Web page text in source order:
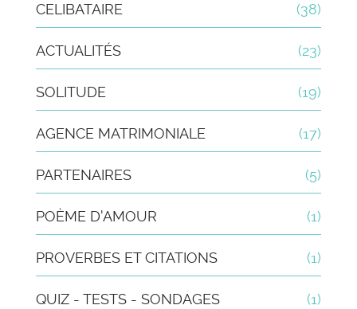
CELIBATAIRE (38)
ACTUALITÉS (23)
SOLITUDE (19)
AGENCE MATRIMONIALE (17)
PARTENAIRES (5)
POÈME D'AMOUR (1)
PROVERBES ET CITATIONS (1)
QUIZ - TESTS - SONDAGES (1)